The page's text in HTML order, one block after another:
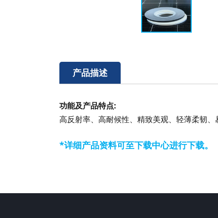
产品描述
功能及产品特点:
高反射率、高耐候性、精致美观、轻薄柔韧、
*详细产品资料可至下载中心进行下载。